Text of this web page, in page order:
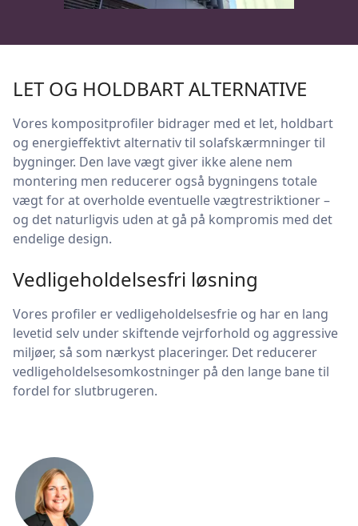
LET OG HOLDBART ALTERNATIVE
Vores kompositprofiler bidrager med et let, holdbart
og energieffektivt alternativ til solafskærmninger til
bygninger. Den lave vægt giver ikke alene nem
montering men reducerer også bygningens totale
vægt for at overholde eventuelle vægtrestriktioner –
og det naturligvis uden at gå på kompromis med det
endelige design.
Vedligeholdelsesfri løsning
Vores profiler er vedligeholdelsesfrie og har en lang
levetid selv under skiftende vejrforhold og aggressive
miljøer, så som nærkyst placeringer. Det reducerer
vedligeholdelsesomkostninger på den lange bane til
fordel for slutbrugeren.